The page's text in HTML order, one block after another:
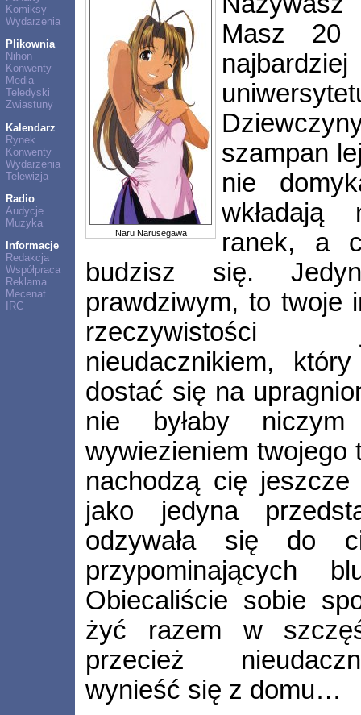
Komiksy
Wydarzenia
Plikownia
Nihon
Konwenty
Media
Teledyski
Zwiastuny
Kalendarz
Rynek
Konwenty
Wydarzenia
Telewizja
Radio
Audycje
Muzyka
Informacje
Redakcja
Współpraca
Reklama
Mecenat
IRC
Naru Narusegawa
Masz 20
szampan
nie
ranek, a
budzisz się.
prawdziwym, to twoje
rzeczywistości
nieudacznikiem,
dostać się na
nie byłaby
wywiezieniem twojego
nachodzą cię
jako jedyna
odzywała się do
przypominających
Obiecaliście sobie
żyć razem w
przecież
wynieść się z domu…